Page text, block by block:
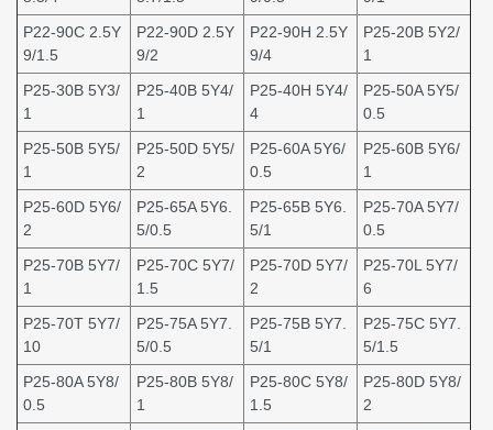
P22-90C 2.5Y
9/1.5
P22-90D 2.5Y
9/2
P22-90H 2.5Y
9/4
P25-20B 5Y2/
1
P25-30B 5Y3/
1
P25-40B 5Y4/
1
P25-40H 5Y4/
4
P25-50A 5Y5/
0.5
P25-50B 5Y5/
1
P25-50D 5Y5/
2
P25-60A 5Y6/
0.5
P25-60B 5Y6/
1
P25-60D 5Y6/
2
P25-65A 5Y6.
5/0.5
P25-65B 5Y6.
5/1
P25-70A 5Y7/
0.5
P25-70B 5Y7/
1
P25-70C 5Y7/
1.5
P25-70D 5Y7/
2
P25-70L 5Y7/
6
P25-70T 5Y7/
10
P25-75A 5Y7.
5/0.5
P25-75B 5Y7.
5/1
P25-75C 5Y7.
5/1.5
P25-80A 5Y8/
0.5
P25-80B 5Y8/
1
P25-80C 5Y8/
1.5
P25-80D 5Y8/
2